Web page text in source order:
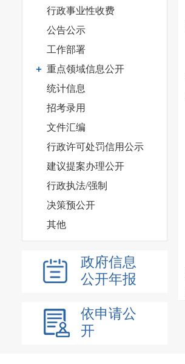
行政事业性收费
公告公示
工作部署
重点领域信息公开
统计信息
招考录用
文件汇编
行政许可处罚信用公示
建议提案办理公开
行政执法/强制
决策预公开
其他
政府信息
公开年报
依申请公
开